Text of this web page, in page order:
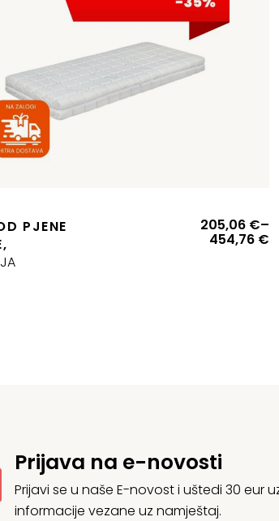
PJENE
205,06 €–
454,76 €
Prijava na e-novosti
Prijavi se u naše E-novost i uštedi 30 eur
informacije vezane uz namještaj.